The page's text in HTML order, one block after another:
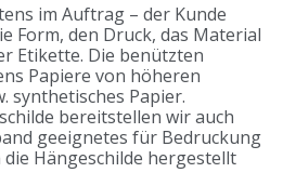
im Auftrag – der Kunde
Form, den Druck, das Material
Etikette. Die benützten
Papiere von höheren
synthetisches Papier.
bereitstellen wir auch
geeignetes für Bedruckung
Hängeschilde hergestellt